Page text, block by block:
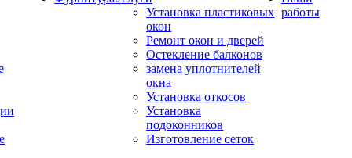
Установка пластиковых
окон
Ремонт окон и дверей
Остекление балконов
замена уплотнителей
окна
Установка откосов
Установка
подоконников
Изготовление сеток
работы